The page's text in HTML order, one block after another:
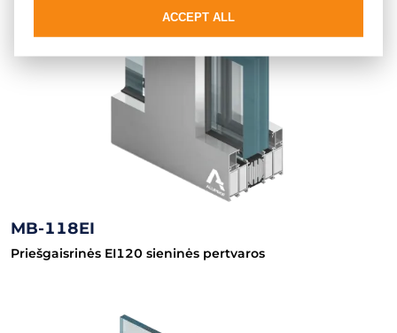
MB-118EI
Priešgaisrinės EI120 sieninės pertvaros
ACCEPT ALL